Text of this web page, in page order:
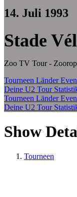
14. Juli 1993
Stade
Zoo TV Tour -
Tourneen Länder
Deine U2 Tour
Tourneen Länder
Deine U2 Tour
Show
Tourneen